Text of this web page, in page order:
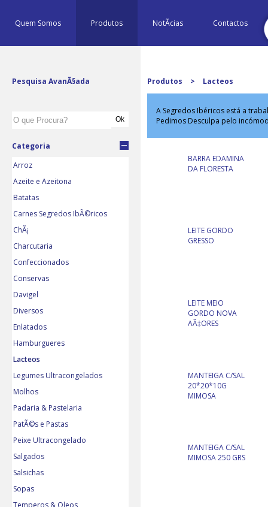
Quem Somos Produtos NotÃ­cias Contactos
Pesquisa AvanÃ§ada
Categoria
Arroz
Azeite e Azeitona
Batatas
Carnes Segredos IbÃ©ricos
ChÃ¡
Charcutaria
Confeccionados
Conservas
Davigel
Diversos
Enlatados
Hamburgueres
Lacteos
Legumes Ultracongelados
Molhos
Padaria & Pastelaria
PatÃ©s e Pastas
Peixe Ultracongelado
Salgados
Salsichas
Sopas
Produtos > Lacteos
A Segredos Ibéricos está a
Pedimos Desculpa pelo
BARRA EDAMINA
DA FLORESTA
LEITE GORDO
GRESSO
LEITE MEIO
GORDO NOVA
AÃ‡ORES
MANTEIGA C/SAL
20*20*10G
MIMOSA
MANTEIGA C/SAL
MIMOSA 250 GRS